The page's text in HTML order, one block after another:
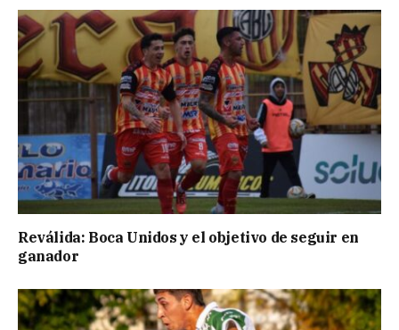
Reválida: Boca Unidos y el objetivo de seguir en
ganador